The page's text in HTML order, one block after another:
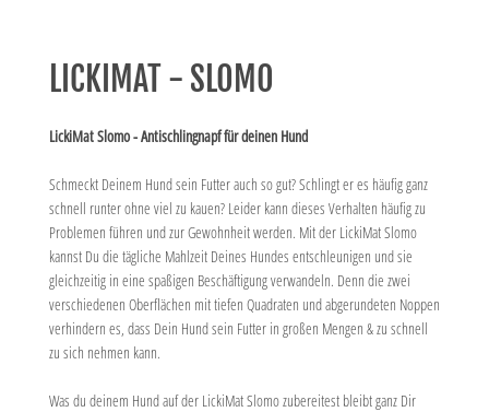
LICKIMAT - SLOMO
LickiMat Slomo - Antischlingnapf für deinen Hund
Schmeckt Deinem Hund sein Futter auch so gut? Schlingt er es häufig ganz
schnell runter ohne viel zu kauen? Leider kann dieses Verhalten häufig zu
Problemen führen und zur Gewohnheit werden. Mit der LickiMat Slomo
kannst Du die tägliche Mahlzeit Deines Hundes entschleunigen und sie
gleichzeitig in eine spaßigen Beschäftigung verwandeln. Denn die zwei
verschiedenen Oberflächen mit tiefen Quadraten und abgerundeten Noppen
verhindern es, dass Dein Hund sein Futter in großen Mengen & zu schnell
zu sich nehmen kann.
Was du deinem Hund auf der LickiMat Slomo zubereitest bleibt ganz Dir